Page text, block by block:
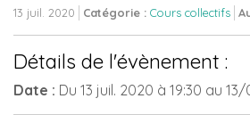
13 juil. 2020 Catégorie : Cours collectifs
Détails de l'évènement :
Date : Du 13 juil. 2020 à 19:30 au 13/